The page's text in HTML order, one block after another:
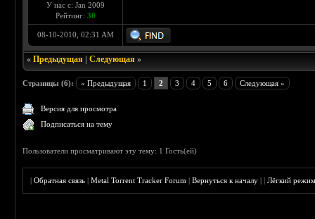
У нас с: Jan 2009
Рейтинг: 30
08-10-2010, 02:31 AM
«Предыдущая |Следующая »
Страницы (6): « Предыдущая 1 2 3 4 5 6 Следующая »
Версия для просмотра
Подписаться на тему
Пользователи просматривают эту тему: 1 Гость(ей)
|Обратная связь |Metal Torrent Tracker Forum |Вернуться к началу ||Лёгкий